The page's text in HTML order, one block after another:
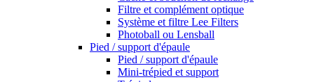
Filtre et complément optique
Système et filtre Lee Filters
Photoball ou Lensball
Pied / support d'épaule
Pied / support d'épaule
Mini-trépied et support